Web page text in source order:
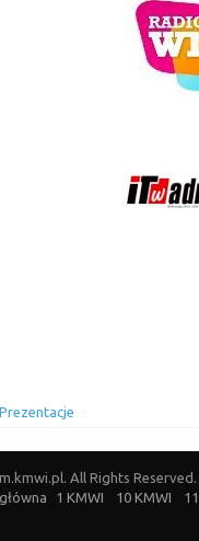
All Rights Reserved.
1 KMWI 10 KMWI